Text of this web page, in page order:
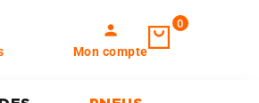
person
Mon compte
0